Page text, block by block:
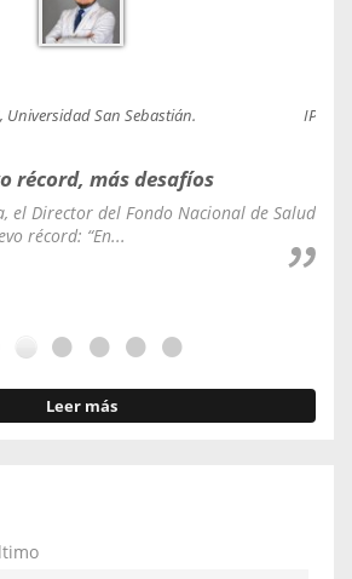
Universidad San Sebastián.
récord, más desafíos
el Director del Fondo Nacional de Salud
récord: “En...
Leer más